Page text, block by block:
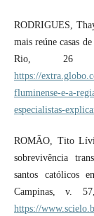
RODRIGUES,
mais reúne casas
Rio, 26
https://
fluminense-e-a-
especialistas-
ROMÃO, Tito
sobrevivência
santos católicos
Campinas, v.
https://